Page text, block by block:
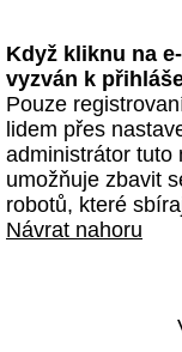
Když kliknu na
vyzván k
Pouze
lidem přes
administrátor tuto
umožňuje zbavit
robotů, které
Návrat nahoru